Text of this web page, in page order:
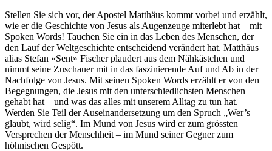
Stellen Sie sich vor, der Apostel Matthäus kommt vorbei und erzählt,
wie er die Geschichte von Jesus als Augenzeuge miterlebt hat – mit
Spoken Words! Tauchen Sie ein in das Leben des Menschen, der
den Lauf der Weltgeschichte entscheidend verändert hat. Matthäus
alias Stefan «Sent» Fischer plaudert aus dem Nähkästchen und
nimmt seine Zuschauer mit in das faszinierende Auf und Ab in der
Nachfolge von Jesus. Mit seinen Spoken Words erzählt er von den
Begegnungen, die Jesus mit den unterschiedlichsten Menschen
gehabt hat – und was das alles mit unserem Alltag zu tun hat.
Werden Sie Teil der Auseinandersetzung um den Spruch „Wer’s
glaubt, wird selig“. Im Mund von Jesus wird er zum grössten
Versprechen der Menschheit – im Mund seiner Gegner zum
höhnischen Gespött.